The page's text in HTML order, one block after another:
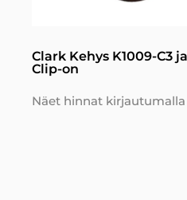
Clark Kehys K1009-C3
Clip-on
Näet hinnat kirjautumalla